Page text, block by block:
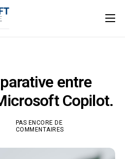
entre
Copilot.
PAS ENCORE DE
COMMENTAIRES